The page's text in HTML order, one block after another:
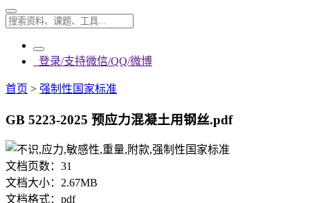
登录/支持微信/QQ/微博
首页 > 强制性国家标准
GB 5223-2025 预应力混凝土用钢丝.pdf
文档页数： 31
文档大小： 2.67MB
文档格式： pdf